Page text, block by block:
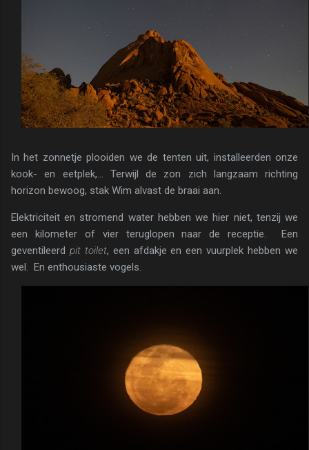
In het zonnetje plooiden we de tenten uit, installeerden onze
kook- en eetplek,... Terwijl de zon zich langzaam richting
horizon bewoog, stak Wim alvast de braai aan.
Elektriciteit en stromend water hebben we hier niet, tenzij we
een kilometer of vier teruglopen naar de receptie. Een
geventileerd pit toilet, een afdakje en een vuurplek hebben we
wel. En enthousiaste vogels.